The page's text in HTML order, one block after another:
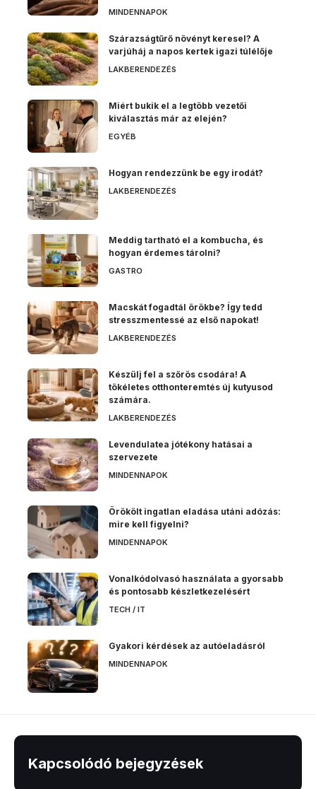
MINDENNAPOK
Szárazságtűrő növényt keresel? A
varjúháj a napos kertek igazi túlélője
LAKBERENDEZÉS
Miért bukik el a legtöbb vezetői
kiválasztás már az elején?
EGYÉB
Hogyan rendezzünk be egy irodát?
LAKBERENDEZÉS
Meddig tartható el a kombucha, és
hogyan érdemes tárolni?
GASTRO
Macskát fogadtál örökbe? Így tedd
stresszmentessé az első napokat!
LAKBERENDEZÉS
Készülj fel a szőrös csodára! A
tökéletes otthonteremtés új kutyusod
számára.
LAKBERENDEZÉS
Levendulatea jótékony hatásai a
szervezete
MINDENNAPOK
Örökölt ingatlan eladása utáni adózás:
mire kell figyelni?
MINDENNAPOK
Vonalkódolvasó használata a gyorsabb
és pontosabb készletkezelésért
TECH / IT
Gyakori kérdések az autóeladásról
MINDENNAPOK
Kapcsolódó bejegyzések